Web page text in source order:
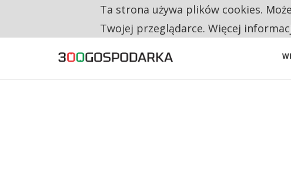
RESTRYKCJE CHIN UDERZAJĄ W EUROPEJSKI
Ta strona używa plików cookies.
Twojej przeglądarce. Więcej